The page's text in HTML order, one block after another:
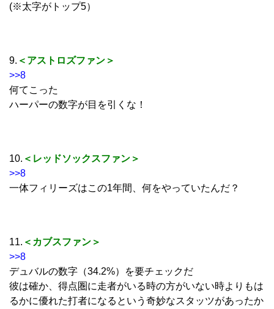
(※太字がトップ5）
9. ＜アストロズファン＞
>>8
何てこった
ハーパーの数字が目を引くな！
10. ＜レッドソックスファン＞
>>8
一体フィリーズはこの1年間、何をやっていたんだ？
11. ＜カブスファン＞
>>8
デュバルの数字（34.2%）を要チェックだ
彼は確か、得点圏に走者がいる時の方がいない時よりもは
るかに優れた打者になるという奇妙なスタッツがあったか